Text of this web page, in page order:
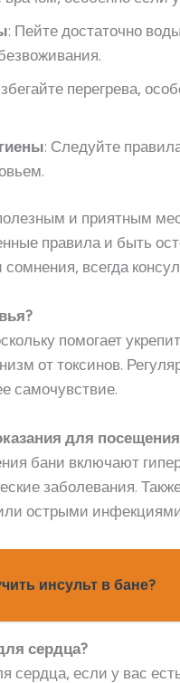
: Пейте достаточно
перегрева,
: Следуйте
и приятным
правила и быть
всегда
помогает
от токсинов.
самочувствие.
для
бани включают
заболевания.
острыми
инсульт в бане?
сердца?
сердца, если у вас